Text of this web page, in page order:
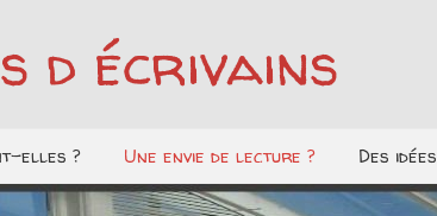
d écrivains
elles ? Une envie de lecture ? Des idées